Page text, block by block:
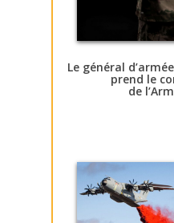
Le général
prend le
de